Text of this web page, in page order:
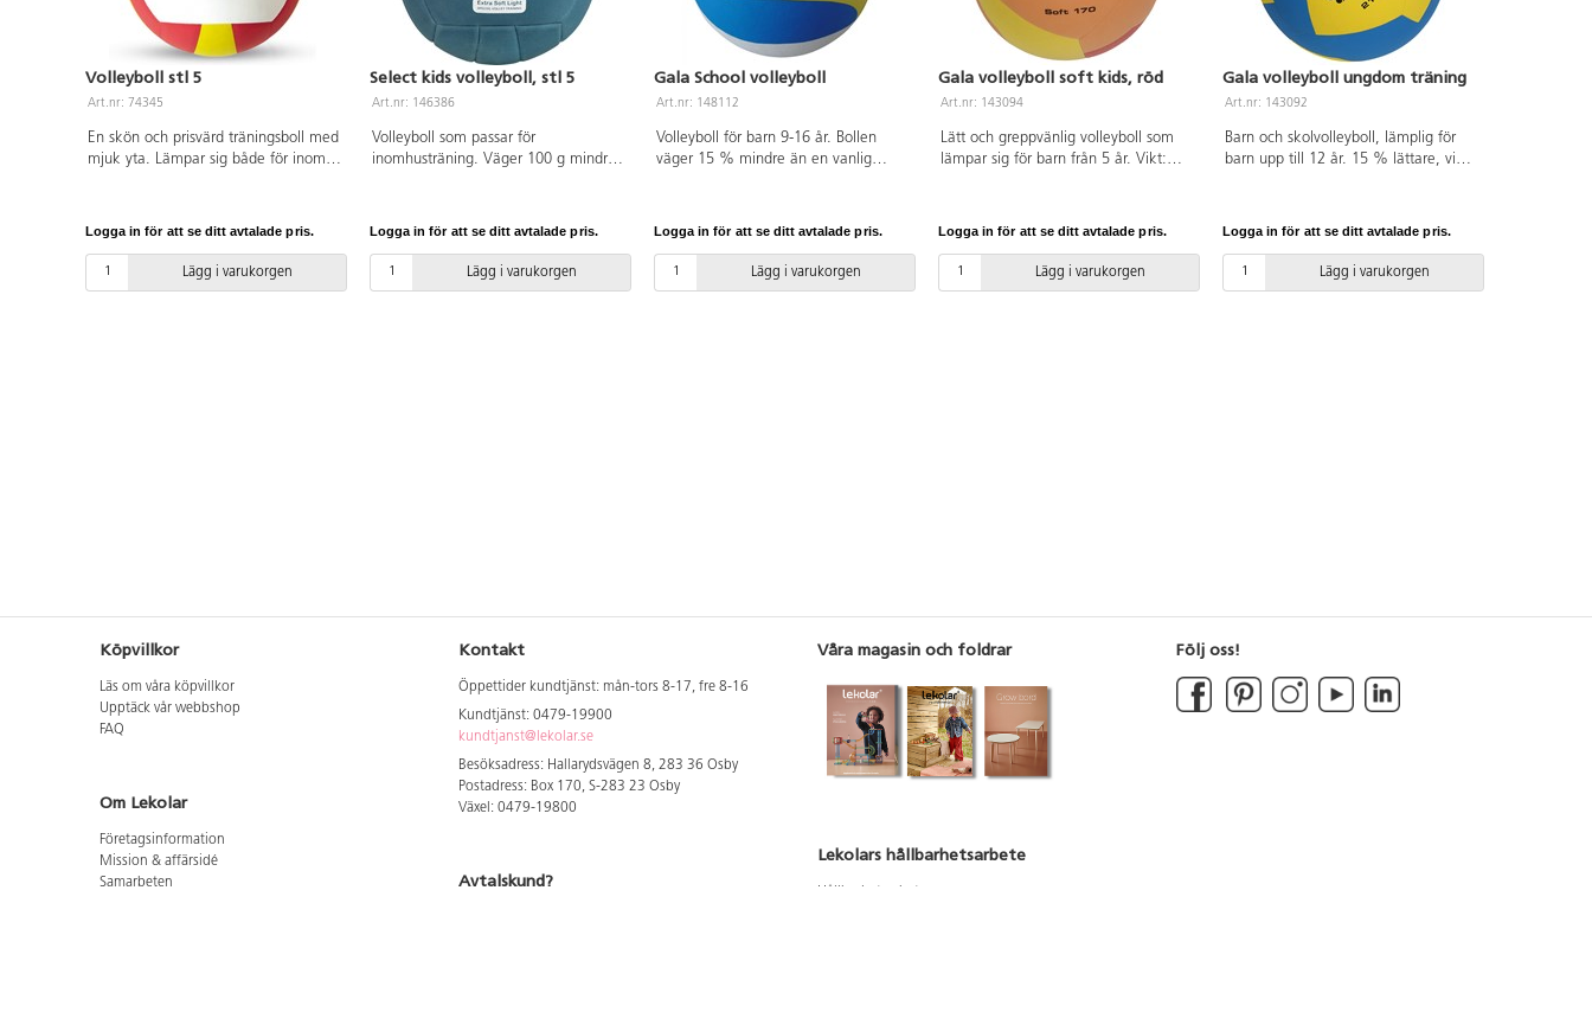
Volleyboll stl 5
Art.nr: 74345
En skön och prisvärd träningsboll med
mjuk yta. Lämpar sig både för inom-
länge som möjligt är det viktigt att
pumpa den rätt, se pdf.
Logga in för att se ditt avtalade pris.
Lägg i varukorgen
Select kids volleyboll, stl 5
Art.nr: 146386
Volleyboll som passar för
inomhusträning. Väger 100 g mindre
EVA-skum.
Logga in för att se ditt avtalade pris.
Lägg i varukorgen
Gala School volleyboll
Art.nr: 148112
Volleyboll för barn 9-16 år. Bollen
väger 15 % mindre än en vanlig
Logga in för att se ditt avtalade pris.
Lägg i varukorgen
Gala volleyboll soft kids, röd
Art.nr: 143094
Lätt och greppvänlig volleyboll som
lämpar sig för barn från 5 år. Vikt:
Logga in för att se ditt avtalade pris.
Lägg i varukorgen
Gala volleyboll ungdom träning
Art.nr: 143092
Barn och skolvolleyboll, lämplig för
barn upp till 12 år. 15 % lättare, vikt:
Logga in för att se ditt avtalade pris.
Lägg i varukorgen
Köpvillkor
Läs om våra köpvillkor
Upptäck vår webbshop
FAQ
Om Lekolar
Företagsinformation
Mission & affärsidé
Samarbeten
Kontakt
Öppettider kundtjänst: mån-tors 8-17, fre 8-16
Kundtjänst: 0479-19900
kundtjanst@lekolar.se
Besöksadress: Hallarydsvägen 8, 283 36 Osby
Postadress: Box 170, S-283 23 Osby
Växel: 0479-19800
Avtalskund?
Våra magasin och foldrar
Lekolars hållbarhetsarbete
Följ oss!